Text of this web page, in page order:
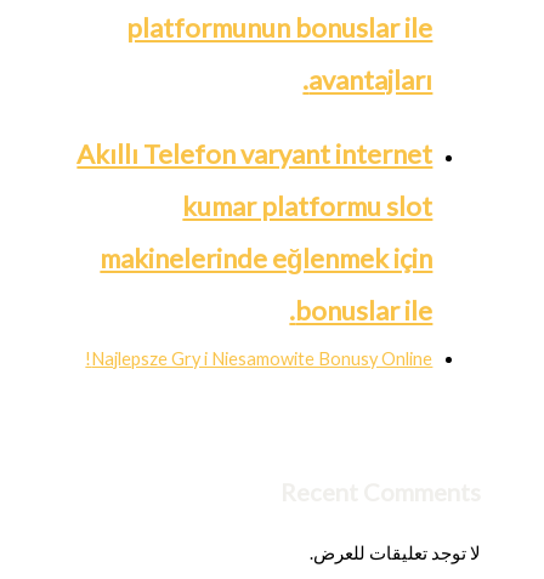
platformunun bonuslar ile
avantajları.
Akıllı Telefon varyant internet
kumar platformu slot
makinelerinde eğlenmek için
bonuslar ile.
Najlepsze Gry i Niesamowite Bonusy Online!
لا توجد تعليقات للعرض.